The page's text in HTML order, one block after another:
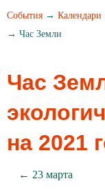
События → Календари
→ Час Земли
Час
на 2021
← 23 марта